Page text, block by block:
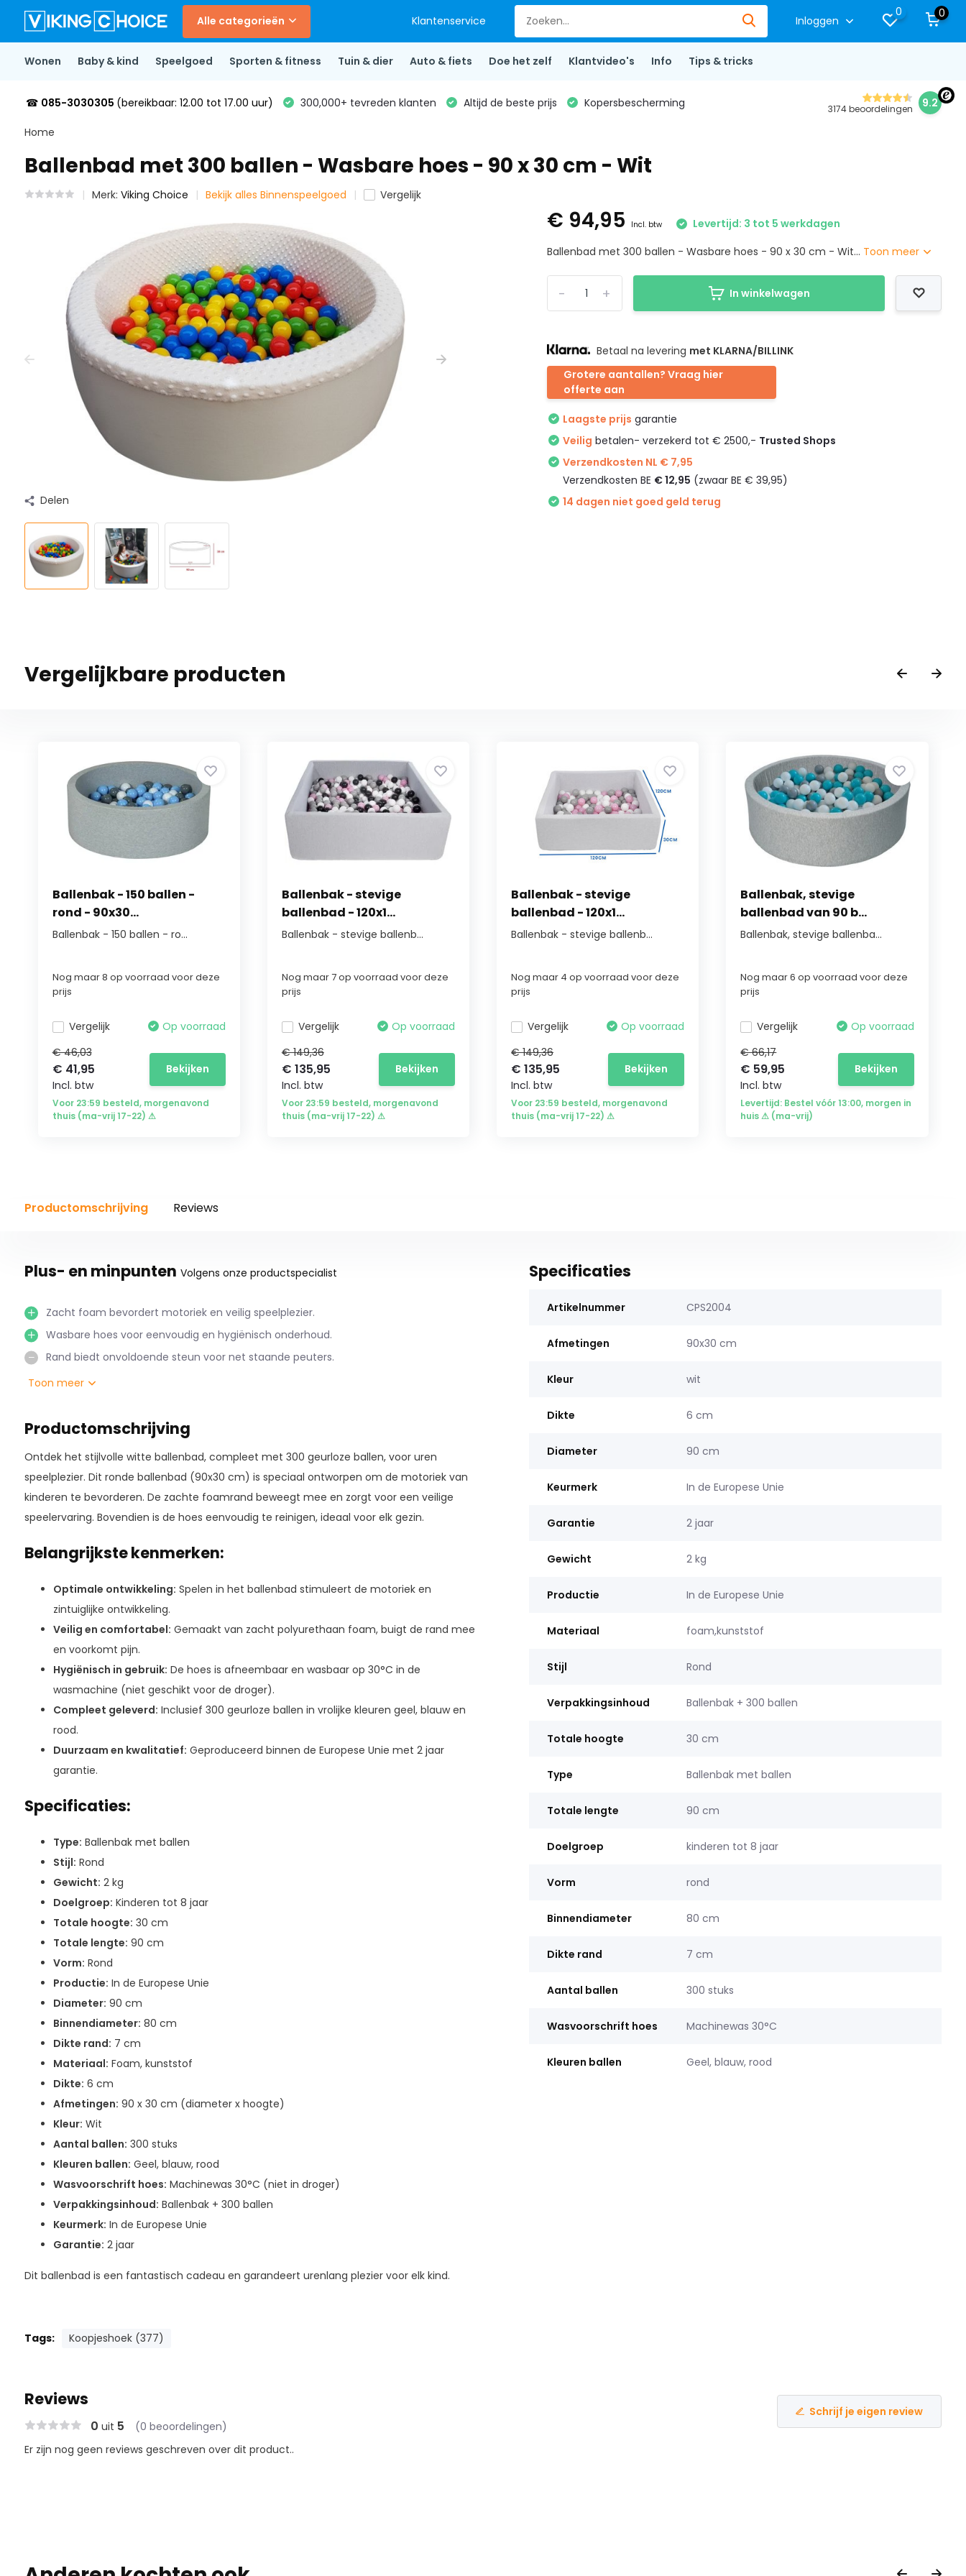
Alle categorieën Klantenservice Inloggen
0 0
Wonen Baby & kind Speelgoed Sporten & fitness Tuin & dier Auto & fiets Doe het zelf Klantvideo's Info Tips & tricks
☎ 085-3030305 (bereikbaar: 12.00 tot 17.00 uur) 300,000+ tevreden klanten Altijd de beste prijs Kopersbescherming 3174 beoordelingen 9.2
Home
Ballenbad met 300 ballen - Wasbare hoes - 90 x 30 cm - Wit
Merk: Viking Choice Bekijk alles Binnenspeelgoed Vergelijk
Delen
€ 94,95 Incl. btw
Levertijd: 3 tot 5 werkdagen
Ballenbad met 300 ballen - Wasbare hoes - 90 x 30 cm - Wit... Toon meer
+
- In winkelwagen
Betaal na levering met KLARNA/BILLINK
Grotere aantallen? Vraag hier
offerte aan
Laagste prijs garantie
Veilig betalen- verzekerd tot € 2500,- Trusted Shops
Verzendkosten NL € 7,95
Verzendkosten BE € 12,95 (zwaar BE € 39,95)
14 dagen niet goed geld terug
Vergelijkbare producten
Ballenbak - 150 ballen -
rond - 90x30...
Ballenbak - 150 ballen - ro...
Nog maar 8 op voorraad voor deze
prijs
Vergelijk
Op voorraad
€ 46,03
€ 41,95
Incl. btw
Bekijken
Voor 23:59 besteld, morgenavond
thuis (ma-vrij 17-22) ⚠
Ballenbak - stevige
ballenbad - 120x1...
Ballenbak - stevige ballenb...
Nog maar 7 op voorraad voor deze
prijs
Vergelijk
Op voorraad
€ 149,36
€ 135,95
Incl. btw
Bekijken
Voor 23:59 besteld, morgenavond
thuis (ma-vrij 17-22) ⚠
Ballenbak - stevige
ballenbad - 120x1...
Ballenbak - stevige ballenb...
Nog maar 4 op voorraad voor deze
prijs
Vergelijk
Op voorraad
€ 149,36
€ 135,95
Incl. btw
Bekijken
Voor 23:59 besteld, morgenavond
thuis (ma-vrij 17-22) ⚠
Ballenbak, stevige
ballenbad van 90 b...
Ballenbak, stevige ballenba...
Nog maar 6 op voorraad voor deze
prijs
Vergelijk
Op voorraad
€ 66,17
€ 59,95
Incl. btw
Bekijken
Levertijd: Bestel vóór 13:00, morgen in
huis ⚠ (ma-vrij)
Productomschrijving Reviews
Plus- en minpunten Volgens onze productspecialist
Zacht foam bevordert motoriek en veilig speelplezier.
Wasbare hoes voor eenvoudig en hygiënisch onderhoud.
Rand biedt onvoldoende steun voor net staande peuters.
Toon meer
Productomschrijving
Ontdek het stijlvolle witte ballenbad, compleet met 300 geurloze ballen, voor uren
speelplezier. Dit ronde ballenbad (90x30 cm) is speciaal ontworpen om de motoriek van
kinderen te bevorderen. De zachte foamrand beweegt mee en zorgt voor een veilige
speelervaring. Bovendien is de hoes eenvoudig te reinigen, ideaal voor elk gezin.
Belangrijkste kenmerken:
Optimale ontwikkeling: Spelen in het ballenbad stimuleert de motoriek en
zintuiglijke ontwikkeling.
Veilig en comfortabel: Gemaakt van zacht polyurethaan foam, buigt de rand mee
en voorkomt pijn.
Hygiënisch in gebruik: De hoes is afneembaar en wasbaar op 30°C in de
wasmachine (niet geschikt voor de droger).
Compleet geleverd: Inclusief 300 geurloze ballen in vrolijke kleuren geel, blauw en
rood.
Duurzaam en kwalitatief: Geproduceerd binnen de Europese Unie met 2 jaar
garantie.
Specificaties:
Type: Ballenbak met ballen
Stijl: Rond
Gewicht: 2 kg
Doelgroep: Kinderen tot 8 jaar
Totale hoogte: 30 cm
Totale lengte: 90 cm
Vorm: Rond
Productie: In de Europese Unie
Diameter: 90 cm
Binnendiameter: 80 cm
Dikte rand: 7 cm
Materiaal: Foam, kunststof
Dikte: 6 cm
Afmetingen: 90 x 30 cm (diameter x hoogte)
Kleur: Wit
Aantal ballen: 300 stuks
Kleuren ballen: Geel, blauw, rood
Wasvoorschrift hoes: Machinewas 30°C (niet in droger)
Verpakkingsinhoud: Ballenbak + 300 ballen
Keurmerk: In de Europese Unie
Garantie: 2 jaar
Dit ballenbad is een fantastisch cadeau en garandeert urenlang plezier voor elk kind.
Tags: Koopjeshoek (377)
Specificaties
Artikelnummer CPS2004
Afmetingen 90x30 cm
Kleur wit
Dikte 6 cm
Diameter 90 cm
Keurmerk In de Europese Unie
Garantie 2 jaar
Gewicht 2 kg
Productie In de Europese Unie
Materiaal foam,kunststof
Stijl Rond
Verpakkingsinhoud Ballenbak + 300 ballen
Totale hoogte 30 cm
Type Ballenbak met ballen
Totale lengte 90 cm
Doelgroep kinderen tot 8 jaar
Vorm rond
Binnendiameter 80 cm
Dikte rand 7 cm
Aantal ballen 300 stuks
Wasvoorschrift hoes Machinewas 30°C
Kleuren ballen Geel, blauw, rood
Reviews
0 uit 5 (0 beoordelingen)
Schrijf je eigen review
Er zijn nog geen reviews geschreven over dit product..